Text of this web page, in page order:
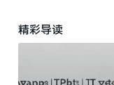
精彩导读